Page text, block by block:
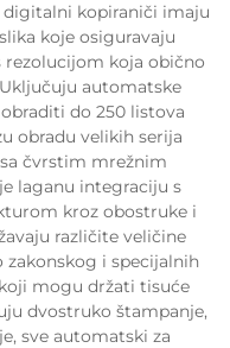
kopiraniči imaju
koje osiguravaju
rezolucijom koja obično
automatske
do 250 listova
obradu velikih serija
čvrstim mrežnim
laganu integraciju s
kroz obostruke i
različite veličine
zakonskog i specijalnih
mogu držati tisuće
dvostruko štampanje,
sve automatski za